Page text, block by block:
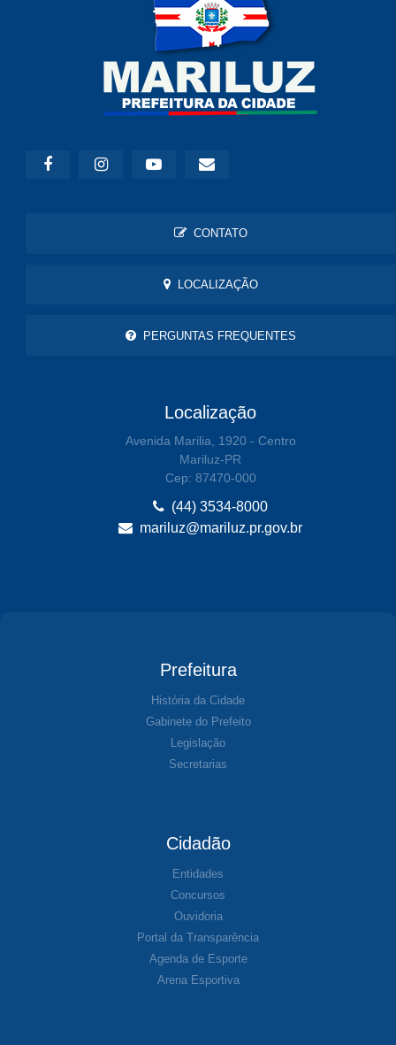
CONTATO
LOCALIZAÇÃO
PERGUNTAS FREQUENTES
Localização
Avenida Marilia, 1920 - Centro
Mariluz-PR
Cep: 87470-000
(44) 3534-8000
mariluz@mariluz.pr.gov.br
Prefeitura
História da Cidade
Gabinete do Prefeito
Legislação
Secretarias
Cidadão
Entidades
Concursos
Ouvidoria
Portal da Transparência
Agenda de Esporte
Arena Esportiva